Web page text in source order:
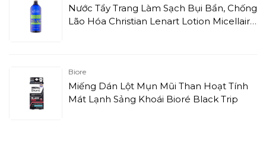
Nước Tẩy Trang Làm Sạch Bụi Bẩn, Chống
Lão Hóa Christian Lenart Lotion Micellaire
Biore
Miếng Dán Lột Mụn Mũi Than Hoạt Tính
Mát Lạnh Sảng Khoái Bioré Black Trip